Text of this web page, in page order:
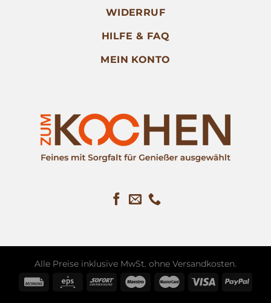
WIDERRUF
HILFE & FAQ
MEIN KONTO
Alle Preise inklusive MwSt. ohne Versandkosten.